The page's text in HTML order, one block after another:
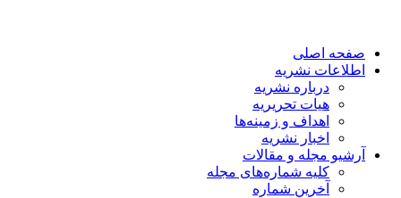
صفحه اصلی
اطلاعات نشریه
درباره نشریه
هیات تحریریه
اهداف و زمینه‌ها
اخبار نشریه
آرشیو مجله و مقالات
کلیه شماره‌های مجله
آخرین شماره